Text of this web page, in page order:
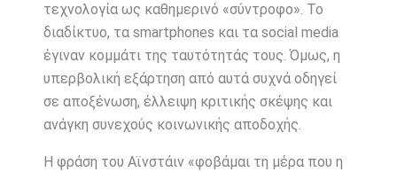
τεχνολογία ως καθημερινό «σύντροφο». Το
διαδίκτυο, τα smartphones και τα social media
έγιναν κομμάτι της ταυτότητάς τους. Όμως, η
υπερβολική εξάρτηση από αυτά συχνά οδηγεί
σε αποξένωση, έλλειψη κριτικής σκέψης και
ανάγκη συνεχούς κοινωνικής αποδοχής.
Η φράση του Αϊνστάιν «φοβάμαι τη μέρα που η